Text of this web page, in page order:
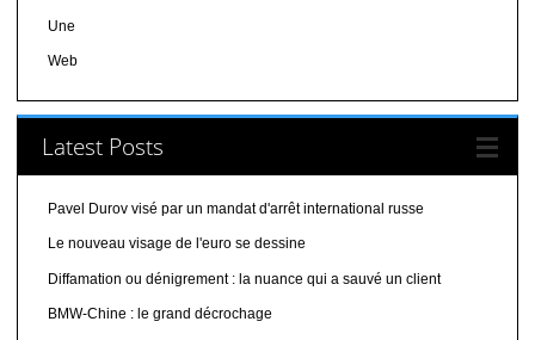
Une
Web
Latest Posts
Pavel Durov visé par un mandat d'arrêt international russe
Le nouveau visage de l'euro se dessine
Diffamation ou dénigrement : la nuance qui a sauvé un client
BMW-Chine : le grand décrochage